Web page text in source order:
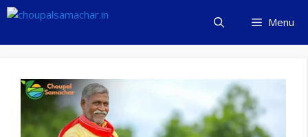
Skip
content
Menu